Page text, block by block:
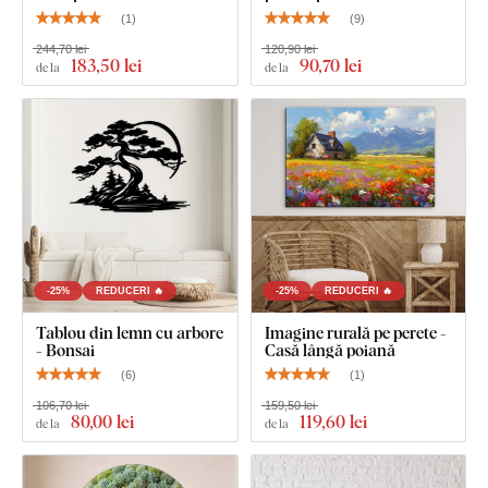
Dimensiunea de 22x22 cm, 33x33 cm și 45x45 cm:
Tabloul are un cârlig.
Dimensiunea de 66x66 cm și 90x90 cm: Tabloul are
(1)
de la 183,50 lei
244,70 lei
(9)
de la 90,70 lei
120,90 lei
-25% REDUCERI 🔥
Tablou din lemn cu arbore
- Bonsai
(6)
de la 80,00 lei
106,70 lei
-25% REDUCERI 🔥
Imagine rurală pe perete -
Casă lângă poiană
(1)
de la 119,60 lei
159,50 lei